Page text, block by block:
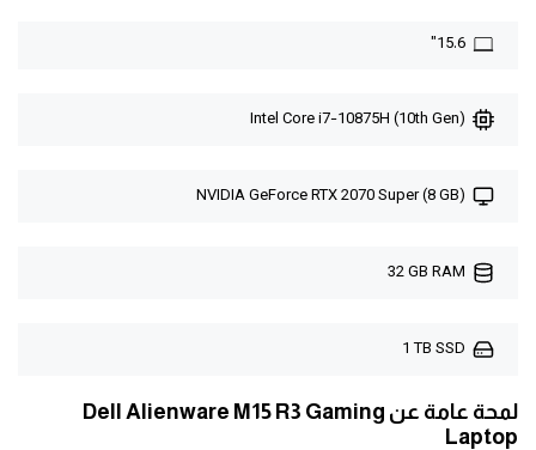
15.6"
Intel Core i7-10875H (10th Gen)
NVIDIA GeForce RTX 2070 Super (8 GB)
32 GB RAM
1 TB SSD
لمحة عامة عن Dell Alienware M15 R3 Gaming
Laptop